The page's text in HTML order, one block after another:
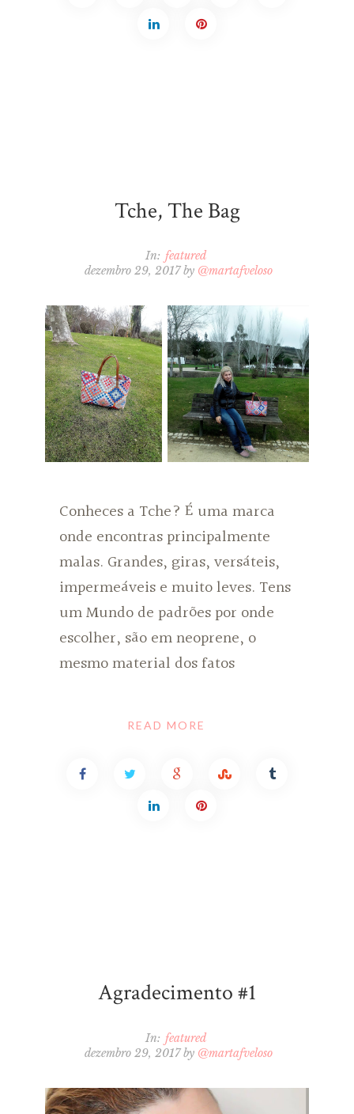
Tche, The Bag
In: featured
dezembro 29, 2017by @martafveloso
Conheces a Tche? É uma marca
onde encontras principalmente
malas. Grandes, giras, versáteis,
impermeáveis e muito leves. Tens
um Mundo de padrões por onde
escolher, são em neoprene, o
mesmo material dos fatos
READ MORE
Agradecimento #1
In: featured
dezembro 29, 2017by @martafveloso